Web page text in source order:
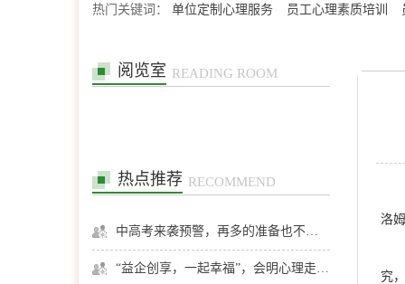
热门关键词： 单位定制心理服务 员工心理素质培训
阅览室 READING ROOM
热点推荐 RECOMMEND
中高考来袭预警，再多的准备也不嫌多，这一份考生福利等你来拿
“益企创享，一起幸福”，会明心理走进社区公益，与居民一起让社区更美好
洛
究